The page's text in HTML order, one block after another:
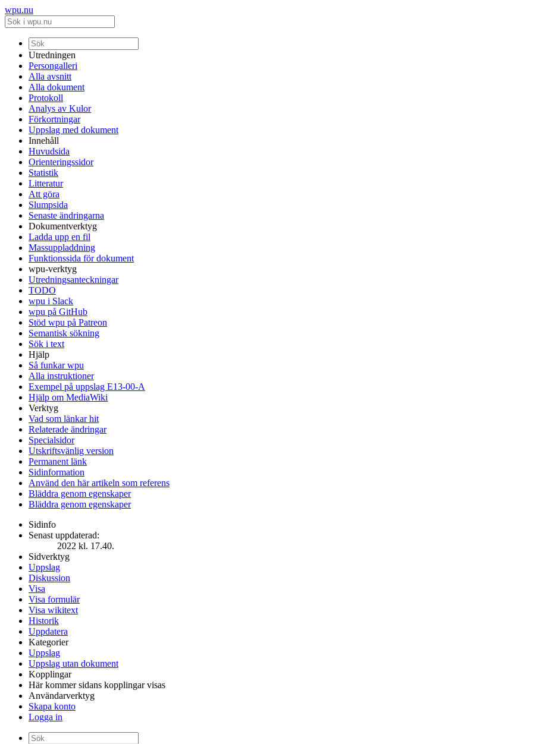
wpu.nu
Utredningen
Persongalleri
Alla avsnitt
Alla dokument
Protokoll
Analys av Kulor
Förkortningar
Uppslag med dokument
Innehåll
Huvudsida
Orienteringssidor
Statistik
Litteratur
Att göra
Slumpsida
Senaste ändringarna
Dokumentverktyg
Ladda upp en fil
Massuppladdning
Funktionssida för dokument
wpu-verktyg
Utredningsanteckningar
TODO
wpu i Slack
wpu på GitHub
Stöd wpu på Patreon
Semantisk sökning
Sök i text
Hjälp
Så funkar wpu
Alla instruktioner
Exempel på uppslag E13-00-A
Hjälp om MediaWiki
Verktyg
Vad som länkar hit
Relaterade ändringar
Specialsidor
Utskriftsvänlig version
Permanent länk
Sidinformation
Använd den här artikeln som referens
Bläddra genom egenskaper
Bläddra genom egenskaper
Sidinfo
Senast uppdaterad:
2022 kl. 17.40.
Sidverktyg
Uppslag
Diskussion
Visa
Visa formulär
Visa wikitext
Historik
Uppdatera
Kategorier
Uppslag
Uppslag utan dokument
Kopplingar
Här kommer sidans kopplingar visas
Användarverktyg
Skapa konto
Logga in